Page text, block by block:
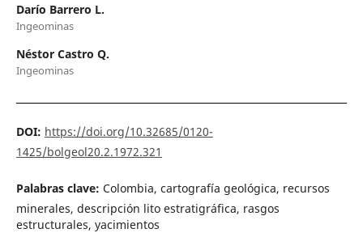
Darío Barrero L.
Ingeominas
Néstor Castro Q.
Ingeominas
DOI: https://doi.org/10.32685/0120-
1425/bolgeol20.2.1972.321
Palabras clave: Colombia, cartografía geológica, recursos
minerales, descripción lito estratigráfica, rasgos
estructurales, yacimientos